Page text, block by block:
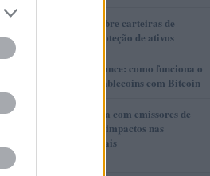
3
Guia completo sobre carteiras de
autocustódia e proteção de ativos
Lite Loan da Binance: como funciona o
empréstimo de stablecoins com Bitcoin
5
Cooperação direta com emissores de
stablecoins e seus impactos nas
investigações penais